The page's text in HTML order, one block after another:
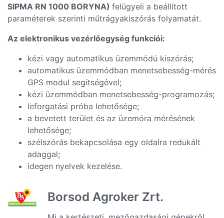
SIPMA RN 1000 BORYNA) felügyeli a beállított
paraméterek szerinti műtrágyakiszórás folyamatát.
Az elektronikus vezérlőegység funkciói:
kézi vagy automatikus üzemmódú kiszórás;
automatikus üzemmódban menetsebesség-mérés
GPS modul segítségével;
kézi üzemmódban menetsebesség-programozás;
leforgatási próba lehetősége;
a bevetett terület és az üzemóra mérésének
lehetősége;
szélszórás bekapcsolása egy oldalra redukált
adaggal;
idegen nyelvek kezelése.
Borsod Agroker Zrt.